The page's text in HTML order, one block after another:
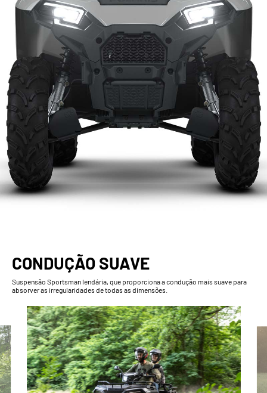
CONDUÇÃO SUAVE
Suspensão Sportsman lendária, que proporciona a condução mais suave para
absorver as irregularidades de todas as dimensões.